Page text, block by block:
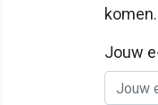
komen.
Jouw